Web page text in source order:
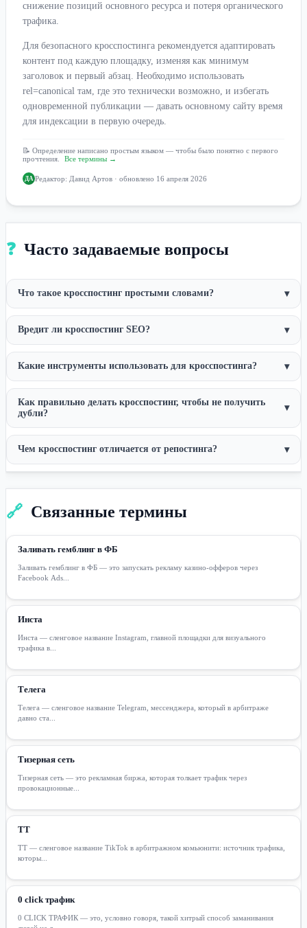
снижение позиций основного ресурса и потеря органического
трафика.
Для безопасного кросспостинга рекомендуется адаптировать
контент под каждую площадку, изменяя как минимум
заголовок и первый абзац. Необходимо использовать
rel=canonical там, где это технически возможно, и избегать
одновременной публикации — давать основному сайту время
для индексации в первую очередь.
📝 Определение написано простым языком — чтобы было понятно с первого
прочтения.
Все термины →
ДА Редактор: Давид Артов · обновлено 16 апреля 2026
❓ Часто задаваемые вопросы
Что такое кросспостинг простыми словами? ▾
Вредит ли кросспостинг SEO? ▾
Какие инструменты использовать для кросспостинга? ▾
Как правильно делать кросспостинг, чтобы не получить
дубли?
▾
Чем кросспостинг отличается от репостинга? ▾
🔗 Связанные термины
Заливать гемблинг в ФБ
Заливать гемблинг в ФБ — это запускать рекламу казино-офферов через
Facebook Ads...
Инста
Инста — сленговое название Instagram, главной площадки для визуального
трафика в...
Телега
Телега — сленговое название Telegram, мессенджера, который в арбитраже
давно ста...
Тизерная сеть
Тизерная сеть — это рекламная биржа, которая толкает трафик через
провокационные...
ТТ
ТТ — сленговое название TikTok в арбитражном комьюнити: источник трафика,
которы...
0 click трафик
0 CLICK ТРАФИК — это, условно говоря, такой хитрый способ заманивания